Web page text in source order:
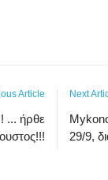
Article
... ήρθε
Next
29/9,